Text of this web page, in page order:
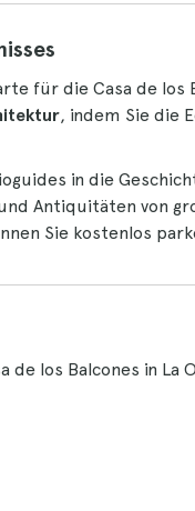
für die Casa de los
, indem Sie die
in die
Antiquitäten von
Sie kostenlos
los Balcones in La